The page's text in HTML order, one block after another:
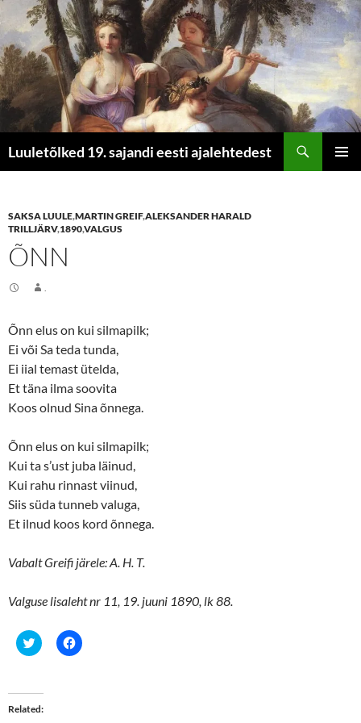
Luuletõlked 19. sajandi eesti ajalehtedest
SAKSA LUULE,MARTIN GREIF,ALEKSANDER HARALD
TRILLJÄRV,1890,VALGUS
ÕNN
Õnn elus on kui silmapilk;
Ei või Sa teda tunda,
Ei iial temast ütelda,
Et täna ilma soovita
Koos olnud Sina õnnega.
Õnn elus on kui silmapilk;
Kui ta s’ust juba läinud,
Kui rahu rinnast viinud,
Siis süda tunneb valuga,
Et ilnud koos kord õnnega.
Vabalt Greifi järele: A. H. T.
Valguse lisaleht nr 11, 19. juuni 1890, lk 88.
C
l
t
o
s
C
l
Related